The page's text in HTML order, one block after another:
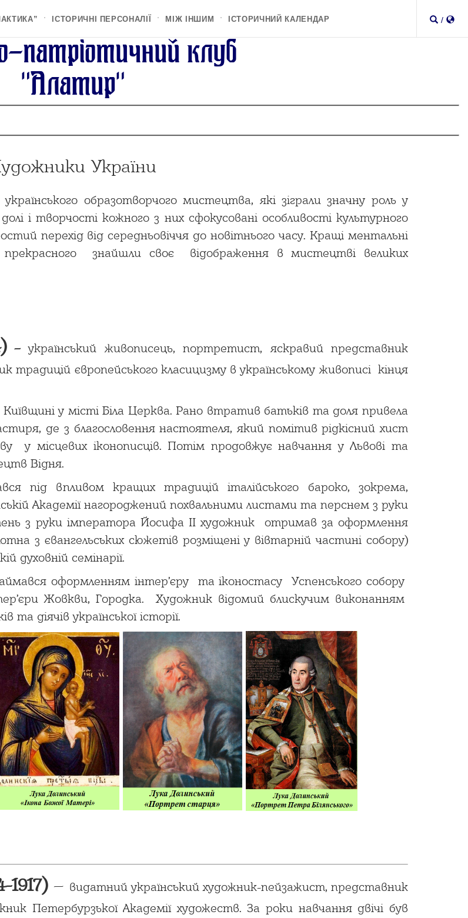
ІСТОРИЧНІ ПЕРСОНАЛІЇ МІЖ ІНШИМ ІСТОРИЧНИЙ КАЛЕНДАР /
патрiотичний клуб
"Алатир"
України
образотворчого мистецтва, які зіграли значну роль у
і творчості кожного з них сфокусовані особливості культурного
перехід від середньовіччя до новітнього часу. Кращі ментальні
прекрасного знайшли своє відображення в мистецтві великих
–український живописець, портретист, яскравий представник
традицій європейського класицизму в українському живописі кінця
у місті Біла Церква. Рано втратив батьків та доля привела
де з благословення настоятеля, який помітив рідкісний хист
у місцевих іконописців. Потім продовжує навчання у Львові та
Відня.
під впливом кращих традицій італійського бароко, зокрема,
Академії нагороджений похвальними листами та перснем з руки
з руки імператора Йосифа ІІ художник отримав за оформлення
з євангельських сюжетів розміщені у вівтарній частині собору)
духовній семінарії.
оформленням інтер’єру та іконостасу Успенського собору
Жовкви, Городка. Художник відомий блискучим виконанням
діячів української історії.
– видатний український художник-пейзажист, представник
Петербурзької Академії художеств. За роки навчання двічі був